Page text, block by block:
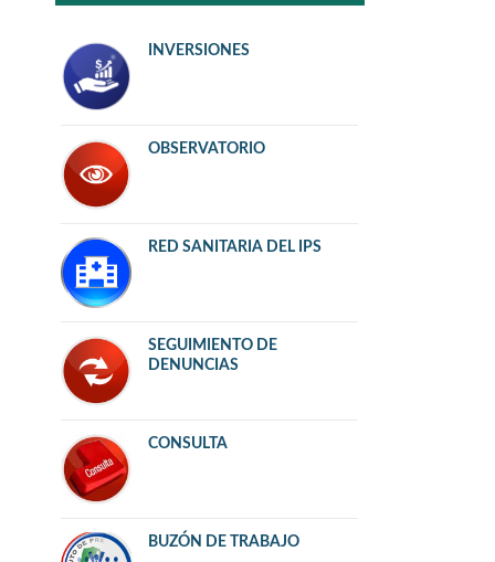
INVERSIONES
OBSERVATORIO
RED SANITARIA DEL IPS
SEGUIMIENTO DE
DENUNCIAS
CONSULTA
BUZÓN DE TRABAJO